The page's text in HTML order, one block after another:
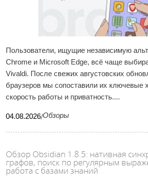
Пользователи, ищущие независимую
Chrome и Microsoft Edge, всё чаще
Vivaldi. После свежих августовских
браузеров мы сопоставили их ключевые
скорость работы и приватность....
04.08.2026/Обзоры
Обзор Obsidian 1.8.5: нативная
графов, поиск по регулярным
работа с базами знаний